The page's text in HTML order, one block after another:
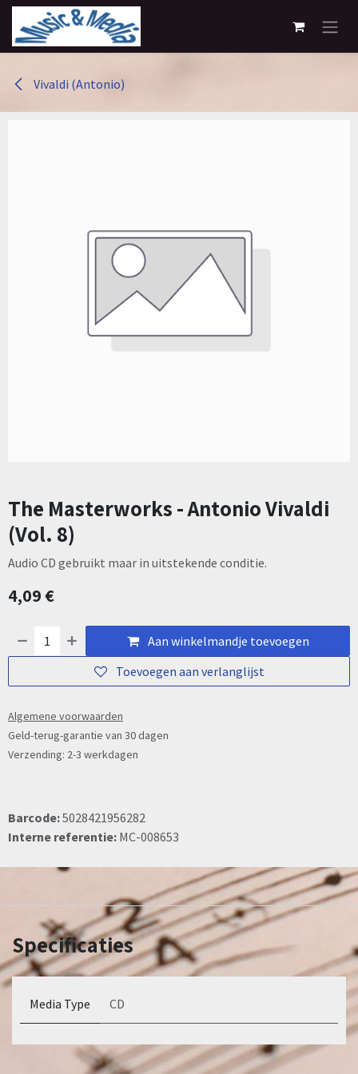
Overslaan naar inhoud
Vivaldi (Antonio)
The Masterworks - Antonio Vivaldi
(Vol. 8)
Audio CD gebruikt maar in uitstekende conditie.
4,09€
Aan winkelmandje toevoegen
Toevoegen aan verlanglijst
Algemene voorwaarden
Geld-terug-garantie van 30 dagen
Verzending: 2-3 werkdagen
Barcode:5028421956282
Interne referentie: MC-008653
Specificaties
Media Type CD